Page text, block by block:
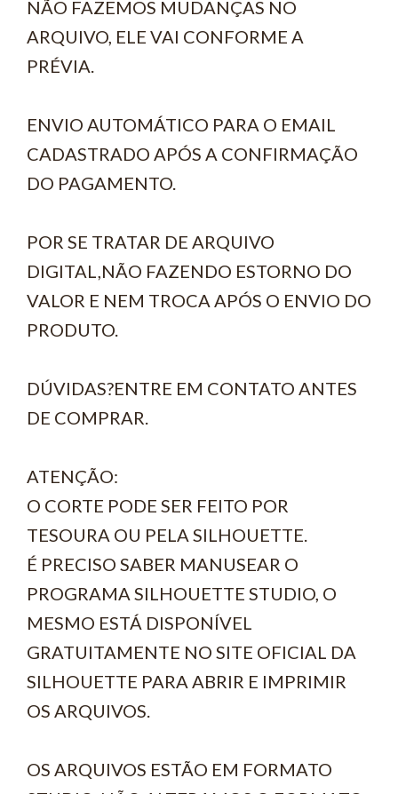
NÃO FAZEMOS MUDANÇAS NO
ARQUIVO, ELE VAI CONFORME A
PRÉVIA.
ENVIO AUTOMÁTICO PARA O EMAIL
CADASTRADO APÓS A CONFIRMAÇÃO
DO PAGAMENTO.
POR SE TRATAR DE ARQUIVO
DIGITAL,NÃO FAZENDO ESTORNO DO
VALOR E NEM TROCA APÓS O ENVIO DO
PRODUTO.
DÚVIDAS?ENTRE EM CONTATO ANTES
DE COMPRAR.
ATENÇÃO:
O CORTE PODE SER FEITO POR
TESOURA OU PELA SILHOUETTE.
É PRECISO SABER MANUSEAR O
PROGRAMA SILHOUETTE STUDIO, O
MESMO ESTÁ DISPONÍVEL
GRATUITAMENTE NO SITE OFICIAL DA
SILHOUETTE PARA ABRIR E IMPRIMIR
OS ARQUIVOS.
OS ARQUIVOS ESTÃO EM FORMATO